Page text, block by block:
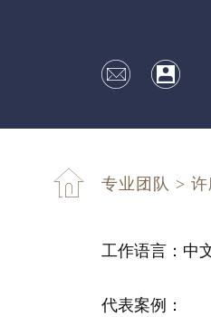
专业团队 > 许
工作语言：中
代表案例：